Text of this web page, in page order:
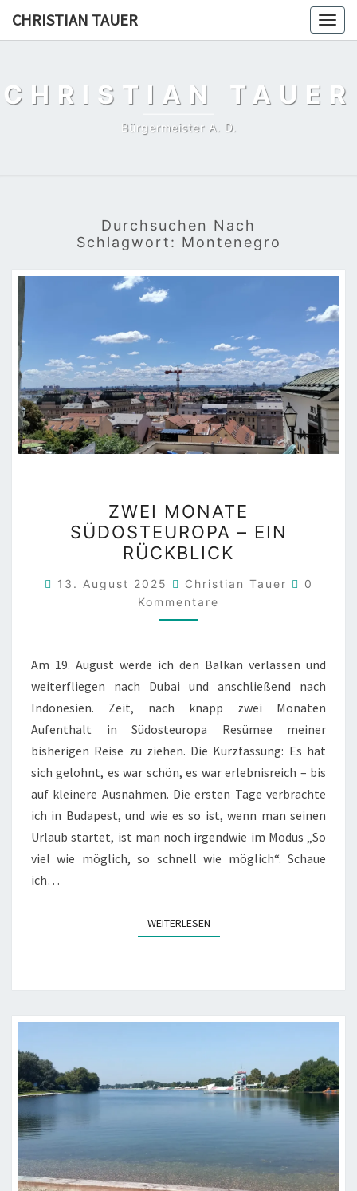
CHRISTIAN TAUER
CHRISTIAN TAUER
Bürgermeister A. D.
Durchsuchen Nach
Schlagwort: Montenegro
MONATE
SÜDOSTEUROPA
–
EIN
RÜCKBLICK
ZWEI MONATE
SÜDOSTEUROPA – EIN
RÜCKBLICK
13. August 2025 Christian Tauer
0
Kommentare
Am 19. August werde ich den Balkan verlassen und
weiterfliegen nach Dubai und anschließend nach
Indonesien. Zeit, nach knapp zwei Monaten
Aufenthalt in Südosteuropa Resümee meiner
bisherigen Reise zu ziehen. Die Kurzfassung: Es hat
sich gelohnt, es war schön, es war erlebnisreich – bis
auf kleinere Ausnahmen. Die ersten Tage verbrachte
ich in Budapest, und wie es so ist, wenn man seinen
Urlaub startet, ist man noch irgendwie im Modus „So
viel wie möglich, so schnell wie möglich“. Schaue
ich…
WEITERLESENWEITERLESEN